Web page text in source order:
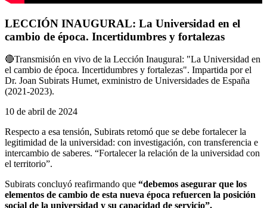
LECCIÓN INAUGURAL: La Universidad en el
cambio de época. Incertidumbres y fortalezas
🔴Transmisión en vivo de la Lección Inaugural: "La Universidad en
el cambio de época. Incertidumbres y fortalezas". Impartida por el
Dr. Joan Subirats Humet, exministro de Universidades de España
(2021-2023).
10 de abril de 2024
Respecto a esa tensión, Subirats retomó que se debe fortalecer la
legitimidad de la universidad: con investigación, con transferencia e
intercambio de saberes. “Fortalecer la relación de la universidad con
el territorio”.
Subirats concluyó reafirmando que “debemos asegurar que los
elementos de cambio de esta nueva época refuercen la posición
social de la universidad y su capacidad de servicio”.